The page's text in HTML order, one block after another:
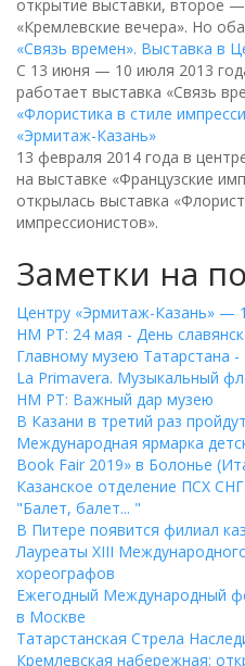
открытие выставки, второе
«Кремлевские вечера». Но
«Связь времен». Выставка в
С 13 июня — 10 июля 2013
работает выставка «Связь
«Флористика в стиле
«Эрмитаж-Казань»
13 февраля 2014 года в
на выставке «Французские
открылась выставка
импрессионистов».
Заметки на
Центру «Эрмитаж-Казань» —
НМ РТ: 24 мая - День
Главному музею Татарстана -
La Primavera. Музыкальный
НМ РТ: Важный дар музею
В Казани в третий раз
Международная ярмарка
Book Fair 2019» в Болонье
Казанское отделение ПСХ
"Балет, балет... "
В Питере появится филиал
Лауреаты XIII
хореографов
Ежегодный Международный
в Москве
Татарстанская Стрела
Кремлевская набережная: